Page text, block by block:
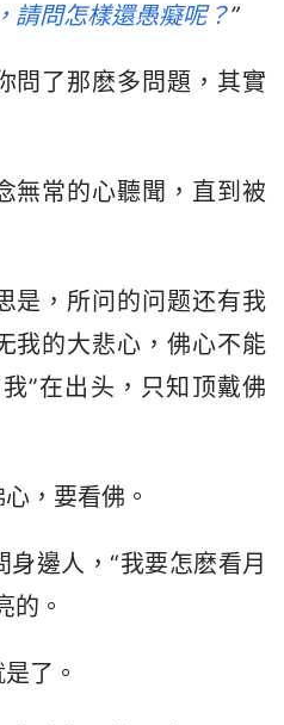
請問怎樣還愚癡呢？”
問了那麽多問題，其實
無常的心聽聞，直到被
是，所问的问题还有我
我的大悲心，佛心不能
”在出头，只知顶戴佛
，要看佛。
邊人，“我要怎麽看月
的。
了。